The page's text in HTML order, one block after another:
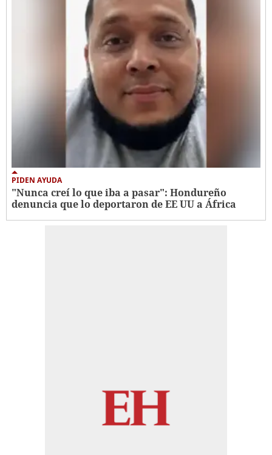
PIDEN AYUDA
"Nunca creí lo que iba a pasar": Hondureño
denuncia que lo deportaron de EE UU a África